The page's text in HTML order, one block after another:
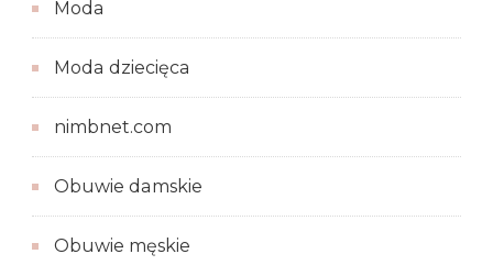
Moda
Moda dziecięca
nimbnet.com
Obuwie damskie
Obuwie męskie